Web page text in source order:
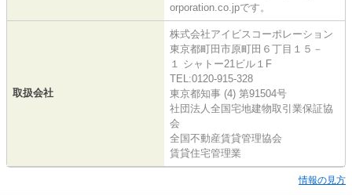
orporation.co.jpです。
取扱会社
株式会社アイビスコーポレーション
東京都町田市原町田６丁目１５－
１ シャトー21ビル１F
TEL:0120-915-328
東京都知事 (4) 第91504号
社団法人全国宅地建物取引業保証協
会
全国不動産賃貸管理協会
賃貸住宅管理業
情報の見方